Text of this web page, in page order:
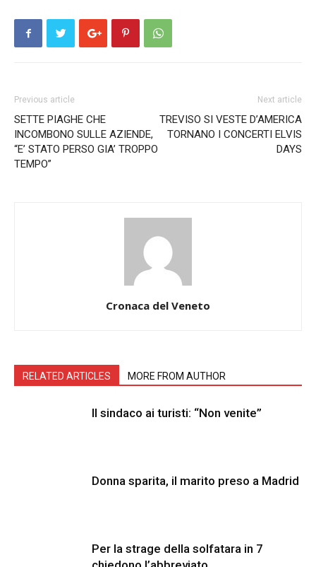
Previous article
SETTE PIAGHE CHE
INCOMBONO SULLE AZIENDE,
“E’ STATO PERSO GIA’ TROPPO
TEMPO”
Next article
TREVISO SI VESTE D’AMERICA
TORNANO I CONCERTI ELVIS
DAYS
Cronaca del Veneto
RELATED ARTICLES MORE FROM AUTHOR
Il sindaco ai turisti: “Non venite”
Donna sparita, il marito preso a Madrid
Per la strage della solfatara in 7